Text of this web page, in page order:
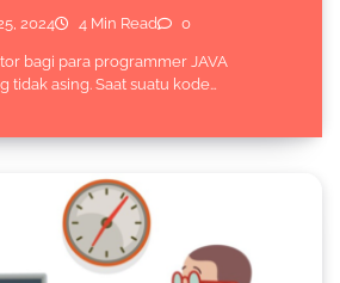
2024 4 Min Read 0
bagi para programmer JAVA
tidak asing. Saat suatu kode…